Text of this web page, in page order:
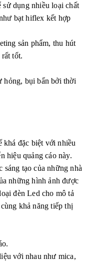
dụng nhiều loại chất
bạt hiflex kết hợp
sản phẩm, thu hút
tốt.
bụi bẩn bởi thời
khá đặc biệt với nhiều
hiệu quảng cáo này.
sáng tạo của những nhà
những hình ảnh được
đèn Led cho mô tả
khả năng tiếp thị
với nhau như mica,